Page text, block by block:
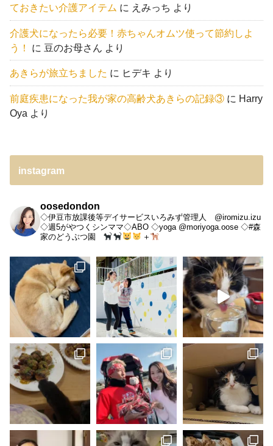
ておきたい介護アイテム に えみっち より
介護犬になったら必要！赤ちゃんオムツ使って節約しよ
う！
に 豆のお母さん より
あきらが旅立ちました に ヒデキ より
前庭疾患になった我が家の高齢犬あきらの記録③ に Harry
Oya より
instagram
oosedondon
◇伊豆市放課後等デイサービスいろみず管理人 @iromizu.izu
◇週5がやつくシンママ◇ABO ◇yoga @moriyoga.oose ◇#森
家のどうぶつ園
＋